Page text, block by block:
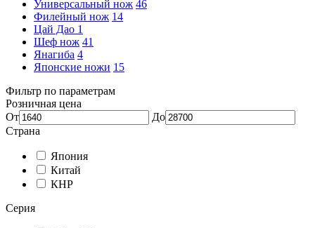
Универсальный нож 46
Филейный нож 14
Цай Дао 1
Шеф нож 41
Янагиба 4
Японские ножи 15
Фильтр по параметрам
Розничная цена
От
До
Страна
Япония
Китай
КНР
Серия